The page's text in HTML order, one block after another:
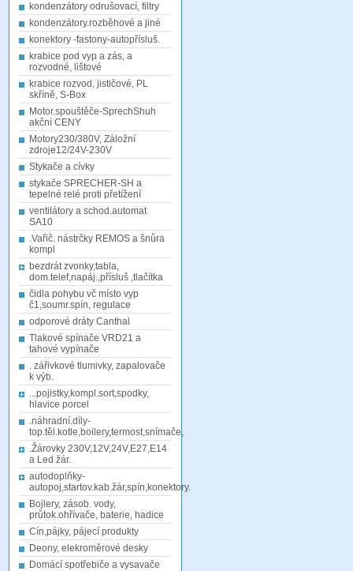
kondenzátory odrušovací, filtry
kondenzátory.rozběhové a jiné
konektory -fastony-autopřísluš.
krabice pod vyp a zás, a
rozvodné, lištové
krabice rozvod, jističové, PL
skříně, S-Box
Motor.spouštěče-SprechShuh
akční CENY
Motory230/380V, Záložní
zdroje12/24V-230V
Stykače a cívky
stykače SPRECHER-SH a
tepelné relé proti přetížení
ventilátory a schod.automat
SA10
.Vařič. nástrčky REMOS a šnůra
kompl
bezdrát zvonky,tabla,
dom.telef,napáj.,přísluš ,tlačítka
čidla pohybu vč místo vyp
č1,soumr.spín, regulace
odporové dráty Canthal
Tlakové spínače VRD21 a
tahové vypínače
. zářivkové tlumivky, zapalovače
k výb.
...pojistky,kompl.sort,spodky,
hlavice porcel
.náhradní.díly-
top.těl.kotle,boilery,termost,snímače,
.Žárovky 230V,12V,24V,E27,E14
a Led žár.
autodoplňky-
autopoj,startov.kab.žár,spín,konektory.
Bojlery, zásob. vody,
průtok.ohřívače, baterie, hadice
Cín,pájky, pájecí produkty
Deony, elekroměrové desky
Domácí spotřebiče a vysavače